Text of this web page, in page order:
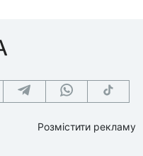
Розмістити рекламу